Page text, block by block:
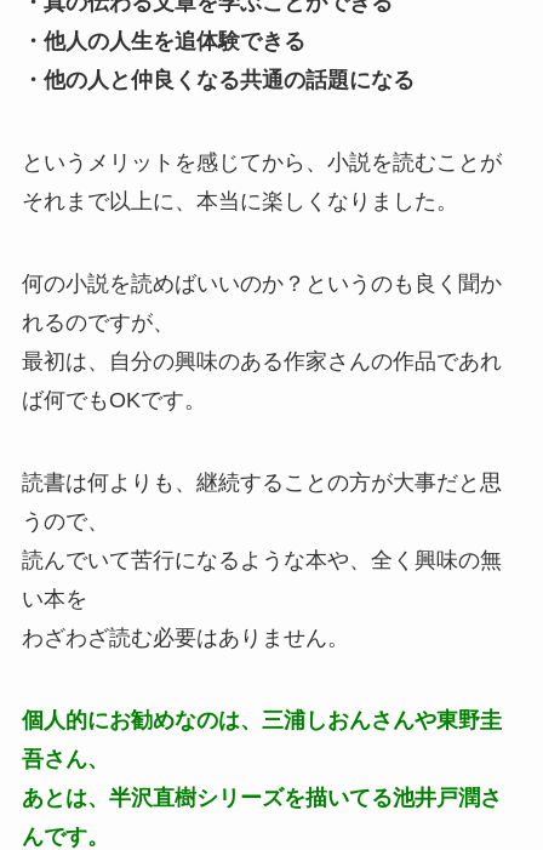
・他人の人生を追体験できる
・他の人と仲良くなる共通の話題になる
というメリットを感じてから、小説を読むことが
それまで以上に、本当に楽しくなりました。
何の小説を読めばいいのか？というのも良く聞か
れるのですが、
最初は、自分の興味のある作家さんの作品であれ
ば何でもOKです。
読書は何よりも、継続することの方が大事だと思
うので、
読んでいて苦行になるような本や、全く興味の無
い本を
わざわざ読む必要はありません。
個人的にお勧めなのは、三浦しおんさんや東野圭
吾さん、
あとは、半沢直樹シリーズを描いてる池井戸潤さ
んです。